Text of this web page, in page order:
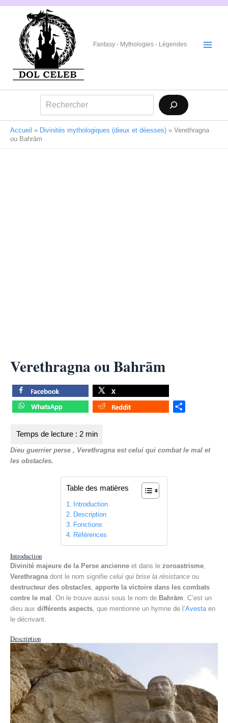
Aller
Fantasy - Mythologies - Légendes
Accueil » Divinités mythologiques (dieux et déesses) » Verethragna
ou Bahrām
Verethragna ou Bahrām
e
Dieu guerrier perse , Verethragna est celui qui combat le mal et
les obstacles.
Table des matières
Introduction
Description
Fonctions
Références
Introduction
Divinité majeure de la Perse ancienne et dans le zoroastrisme
Verethragna dont le nom signifie celui qui brise la résistance ou
destructeur des obstacles apporte la victoire dans les combats
contre le mal
. On le trouve aussi sous le nom de Bahrām . C’est un
dieu aux différents aspects , que mentionne un hymne de l’Avesta en
le décrivant.
Description